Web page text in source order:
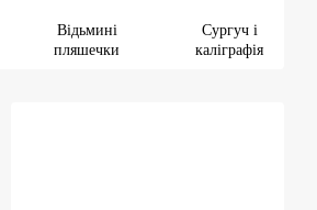
Відьмині
пляшечки
Сургуч і
каліграфія